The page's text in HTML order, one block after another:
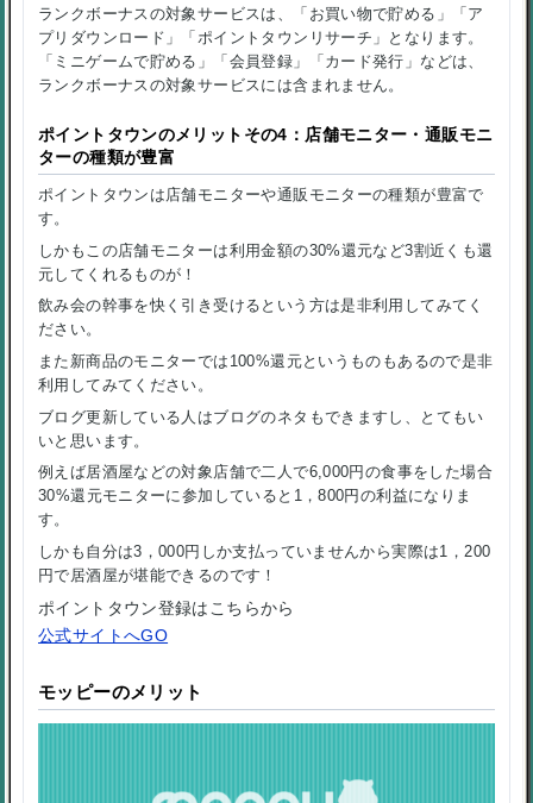
ランクボーナスの対象サービスは、「お買い物で貯める」「ア
プリダウンロード」「ポイントタウンリサーチ」となります。
「ミニゲームで貯める」「会員登録」「カード発行」などは、
ランクボーナスの対象サービスには含まれません。
ポイントタウンのメリットその4：店舗モニター・通販モニ
ターの種類が豊富
ポイントタウンは店舗モニターや通販モニターの種類が豊富で
す。
しかもこの店舗モニターは利用金額の30%還元など3割近くも還
元してくれるものが！
飲み会の幹事を快く引き受けるという方は是非利用してみてく
ださい。
また新商品のモニターでは100%還元というものもあるので是非
利用してみてください。
ブログ更新している人はブログのネタもできますし、とてもい
いと思います。
例えば居酒屋などの対象店舗で二人で6,000円の食事をした場合
30%還元モニターに参加していると1，800円の利益になりま
す。
しかも自分は3，000円しか支払っていませんから実際は1，200
円で居酒屋が堪能できるのです！
ポイントタウン登録はこちらから
公式サイトへGO
モッピーのメリット